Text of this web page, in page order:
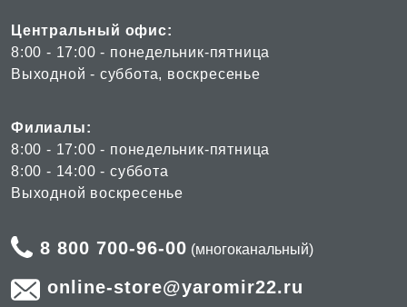
Центральный офис:
8:00 - 17:00 - понедельник-пятница
Выходной - суббота, воскресенье
Филиалы:
8:00 - 17:00 - понедельник-пятница
8:00 - 14:00 - суббота
Выходной воскресенье
8 800 700-96-00 (многоканальный)
online-store@yaromir22.ru